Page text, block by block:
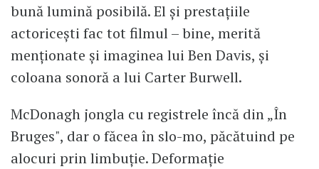
bună lumină posibilă. El și prestațiile
actoricești fac tot filmul – bine, merită
menționate și imaginea lui Ben Davis, și
coloana sonoră a lui Carter Burwell.
McDonagh jongla cu registrele încă din „În
Bruges", dar o făcea în slo-mo, păcătuind pe
alocuri prin limbuție. Deformație